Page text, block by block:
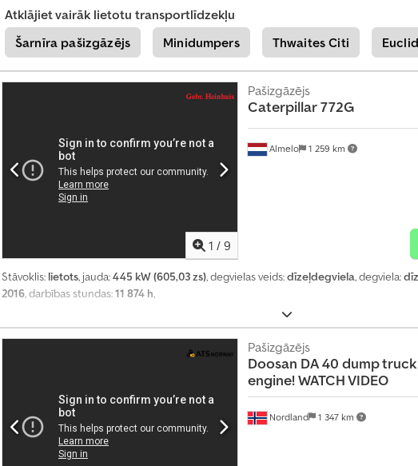
9
2
1
8
5
8
Atklājiet vairāk lietotu transportlīdzekļu
Šarnīra pašizgāzējs
Minidumpers Thwaites Citi
1 / 9
Almelo 1 259 km
Pašizgāzējs
Caterpillar772G
Stāvoklis: lietots, jauda:445 kW (605,03 zs), degvielas veids:dīzeļdegviela, degviela:
2016, darbības stundas:11 874 h,
Nordland 1 347 km
Pašizgāzējs
Doosan DA 40 dump
engine! WATCH VIDEO